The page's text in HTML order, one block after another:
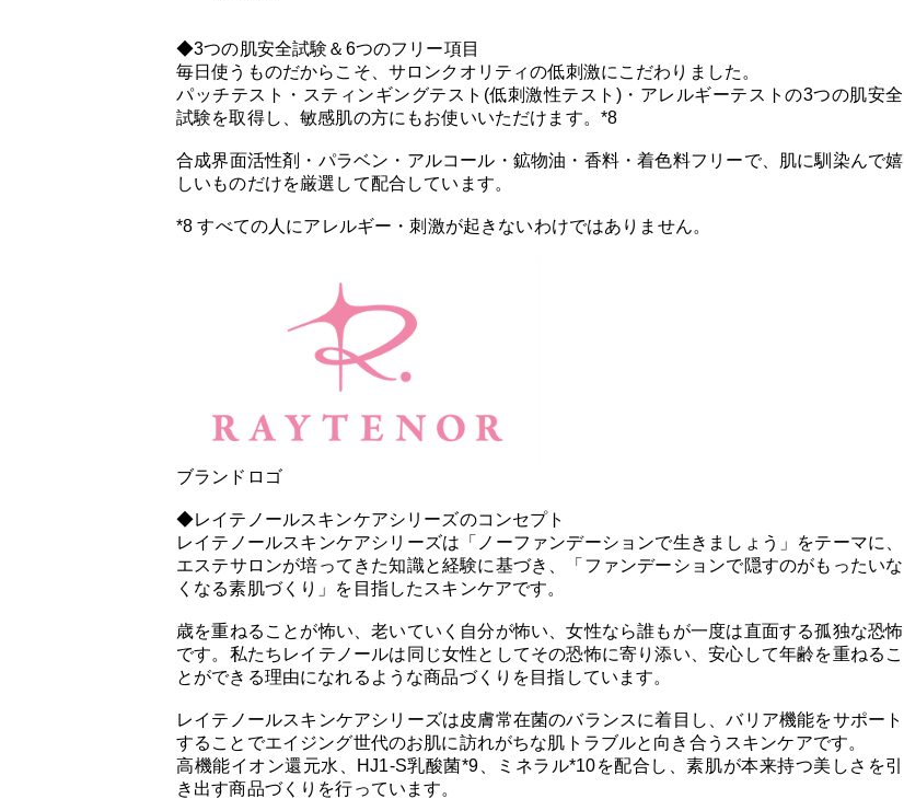
◆3つの肌安全試験＆6つのフリー項目
毎日使うものだからこそ、サロンクオリティの低刺激にこだわりました。
パッチテスト・スティンギングテスト(低刺激性テスト)・アレルギーテストの3つの肌安全
試験を取得し、敏感肌の方にもお使いいただけます。*8
合成界面活性剤・パラベン・アルコール・鉱物油・香料・着色料フリーで、肌に馴染んで嬉
しいものだけを厳選して配合しています。
*8 すべての人にアレルギー・刺激が起きないわけではありません。
ブランドロゴ
◆レイテノールスキンケアシリーズのコンセプト
レイテノールスキンケアシリーズは「ノーファンデーションで生きましょう」をテーマに、
エステサロンが培ってきた知識と経験に基づき、「ファンデーションで隠すのがもったいな
くなる素肌づくり」を目指したスキンケアです。
歳を重ねることが怖い、老いていく自分が怖い、女性なら誰もが一度は直面する孤独な恐怖
です。私たちレイテノールは同じ女性としてその恐怖に寄り添い、安心して年齢を重ねるこ
とができる理由になれるような商品づくりを目指しています。
レイテノールスキンケアシリーズは皮膚常在菌のバランスに着目し、バリア機能をサポート
することでエイジング世代のお肌に訪れがちな肌トラブルと向き合うスキンケアです。
高機能イオン還元水、HJ1-S乳酸菌*9、ミネラル*10を配合し、素肌が本来持つ美しさを引
き出す商品づくりを行っています。